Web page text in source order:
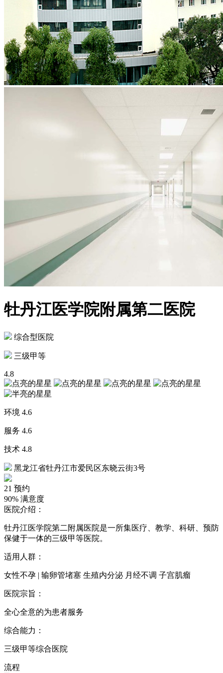
牡丹江医学院附属第二医院
综合型医院
三级甲等
4.8
环境 4.6
服务 4.6
技术 4.8
黑龙江省牡丹江市爱民区东晓云街3号
21 预约
90% 满意度
医院介绍：
牡丹江医学院第二附属医院是一所集医疗、教学、科研、预防
保健于一体的三级甲等医院。
适用人群：
女性不孕 | 输卵管堵塞 生殖内分泌 月经不调 子宫肌瘤
医院宗旨：
全心全意的为患者服务
综合能力：
三级甲等综合医院
流程